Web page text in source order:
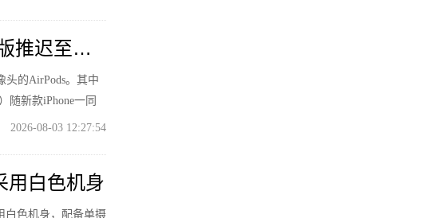
推迟至
头的AirPods。其中
随新款iPhone一同
2026-08-03 12:27:54
用白色机身
白色机身，配备单摄